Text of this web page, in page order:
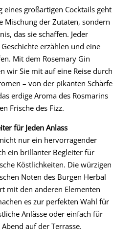
eines großartigen Cocktails geht
Mischung der Zutaten, sondern
das sie schaffen. Jeder
erzählen und eine
Mit dem Rosemary Gin
wir Sie mit auf eine Reise durch
– von der pikanten Schärfe
erdige Aroma des Rosmarins
Frische des Fizz.
für Jeden Anlass
nur ein hervorragender
ein brillanter Begleiter für
Köstlichkeiten. Die würzigen
Noten des Burgen Herbal
mit den anderen Elementen
es zur perfekten Wahl für
Anlässe oder einfach für
auf der Terrasse.